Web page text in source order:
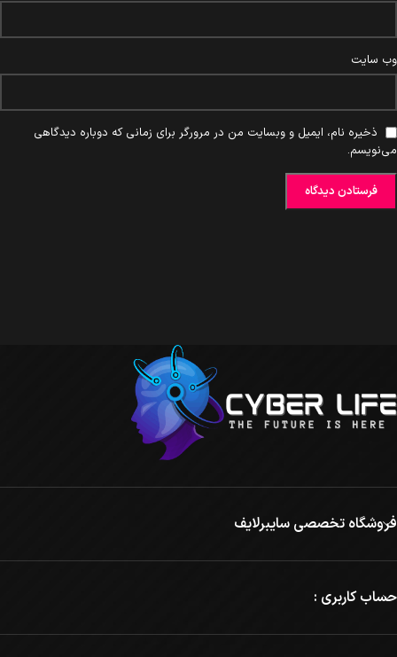
وب‌ سایت
ذخیره نام، ایمیل و وبسایت من در مرورگر برای زمانی که دوباره دیدگاهی
می‌نویسم.
فروشگاه تخصصی سایبرلایف
حساب کاربری :